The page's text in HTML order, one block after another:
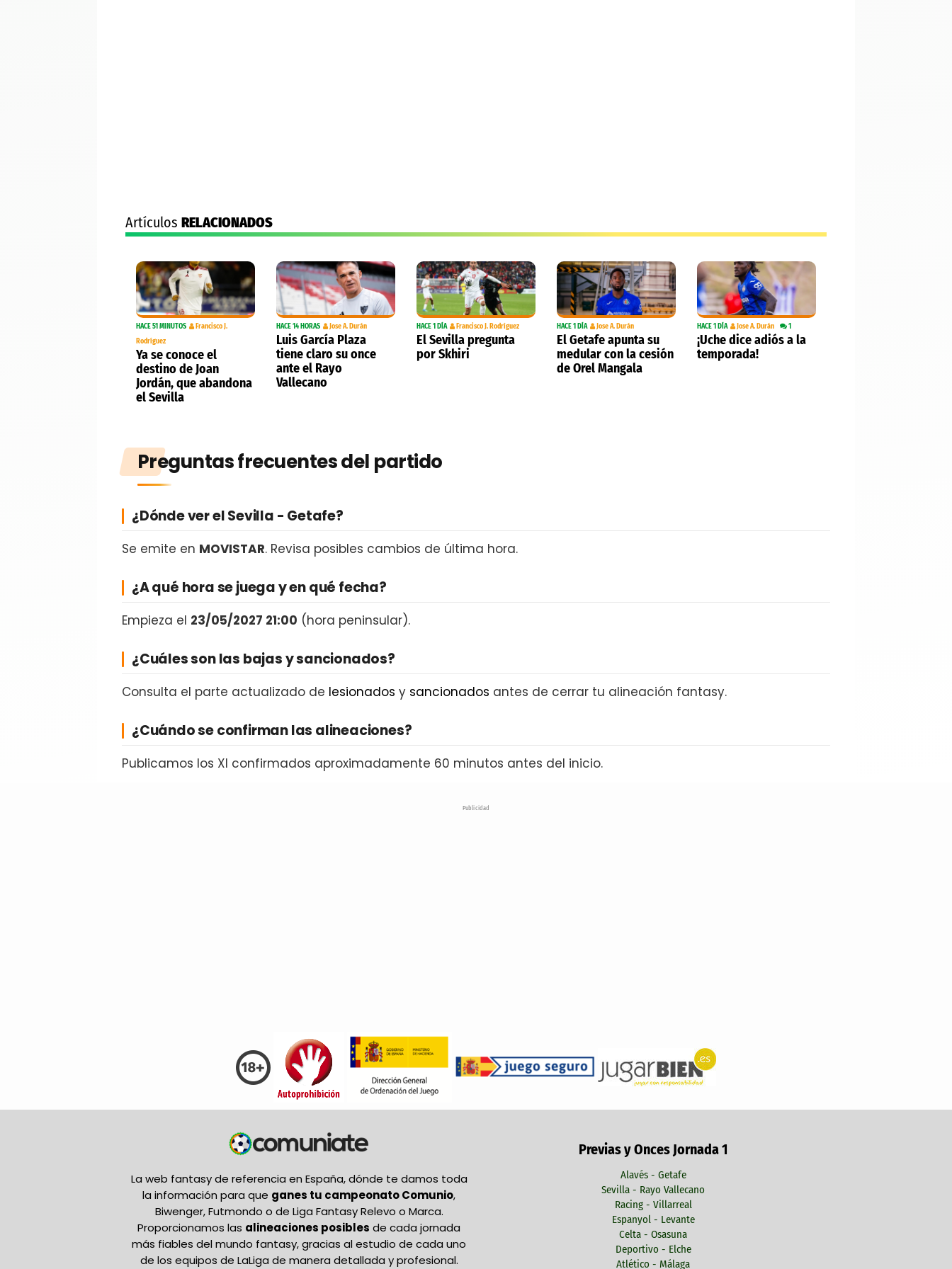
Artículos RELACIONADOS
HACE 51 MINUTOS
Francisco J.
Rodríguez
Ya se conoce el
destino de Joan
Jordán, que abandona
el Sevilla
HACE 14 HORAS Jose A. Durán
Luis García Plaza
tiene claro su once
ante el Rayo
Vallecano
HACE 1 DÍA Francisco J. Rodríguez
El Sevilla pregunta
por Skhiri
HACE 1 DÍA Jose A. Durán
El Getafe apunta su
medular con la cesión
de Orel Mangala
HACE 1 DÍA Jose A. Durán 1
¡Uche dice adiós a la
temporada!
Preguntas frecuentes del partido
¿Dónde ver el Sevilla - Getafe?
Se emite en MOVISTAR. Revisa posibles cambios de última hora.
¿A qué hora se juega y en qué fecha?
Empieza el 23/05/2027 21:00 (hora peninsular).
¿Cuáles son las bajas y sancionados?
Consulta el parte actualizado de lesionados y sancionados antes de cerrar tu alineación fantasy.
¿Cuándo se confirman las alineaciones?
Publicamos los XI confirmados aproximadamente 60 minutos antes del inicio.
Publicidad
La web fantasy de referencia en España, dónde te damos toda
la información para que ganes tu campeonato Comunio,
Biwenger, Futmondo o de Liga Fantasy Relevo o Marca.
Proporcionamos las alineaciones posibles de cada jornada
más fiables del mundo fantasy, gracias al estudio de cada uno
de los equipos de LaLiga de manera detallada y profesional.
Previas y Onces Jornada 1
Alavés - Getafe
Sevilla - Rayo Vallecano
Racing - Villarreal
Espanyol - Levante
Celta - Osasuna
Deportivo - Elche
Atlético - Málaga